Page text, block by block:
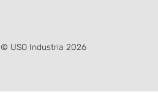
© USO Industria 2026